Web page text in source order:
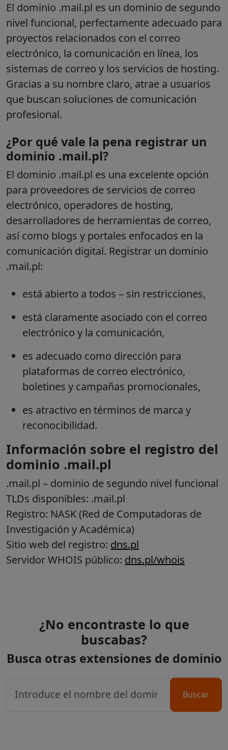
El dominio .mail.pl es un dominio de segundo
nivel funcional, perfectamente adecuado para
proyectos relacionados con el correo
electrónico, la comunicación en línea, los
sistemas de correo y los servicios de hosting.
Gracias a su nombre claro, atrae a usuarios
que buscan soluciones de comunicación
profesional.
¿Por qué vale la pena registrar un
dominio .mail.pl?
El dominio .mail.pl es una excelente opción
para proveedores de servicios de correo
electrónico, operadores de hosting,
desarrolladores de herramientas de correo,
así como blogs y portales enfocados en la
comunicación digital. Registrar un dominio
.mail.pl:
está abierto a todos – sin restricciones,
está claramente asociado con el correo
electrónico y la comunicación,
es adecuado como dirección para
plataformas de correo electrónico,
boletines y campañas promocionales,
es atractivo en términos de marca y
reconocibilidad.
Información sobre el registro del
dominio .mail.pl
.mail.pl – dominio de segundo nivel funcional
TLDs disponibles: .mail.pl
Registro: NASK (Red de Computadoras de
Investigación y Académica)
Sitio web del registro: dns.pl
Servidor WHOIS público: dns.pl/whois
¿No encontraste lo que
buscabas?
Busca otras extensiones de dominio
Buscar